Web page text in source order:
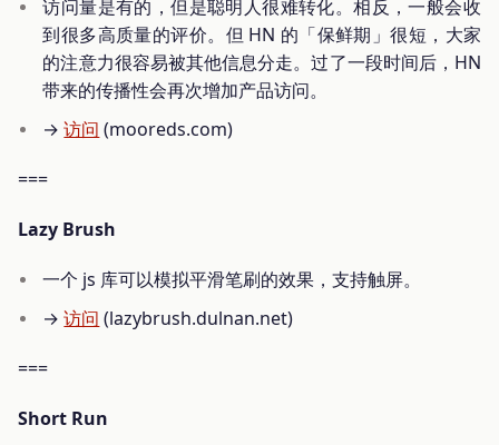
访问量是有的，但是聪明人很难转化。相反，一般会收
到很多高质量的评价。但 HN 的「保鲜期」很短，大家
的注意力很容易被其他信息分走。过了一段时间后，HN
带来的传播性会再次增加产品访问。
→访问 (mooreds.com)
===
Lazy Brush
一个 js 库可以模拟平滑笔刷的效果，支持触屏。
→访问 (lazybrush.dulnan.net)
===
Short Run